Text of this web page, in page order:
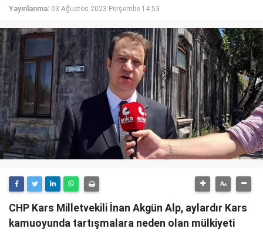
Yayınlanma: 03 Ağustos 2023 Perşembe 14:53
CHP Kars Milletvekili İnan Akgün Alp, aylardır Kars
kamuoyunda tartışmalara neden olan mülkiyeti